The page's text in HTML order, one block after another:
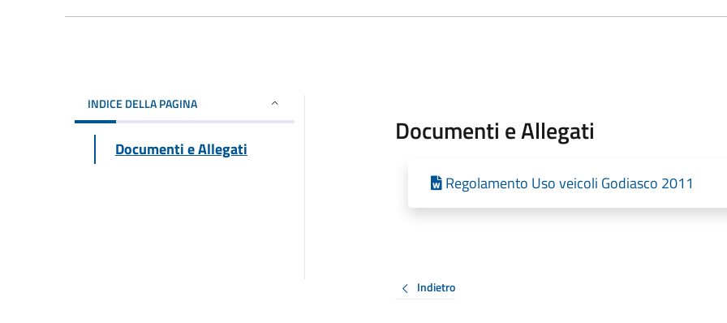
INDICE DELLA PAGINA
Documenti e Allegati
Documenti e Allegati
Regolamento Uso veicoli Godiasco 2011
Indietro